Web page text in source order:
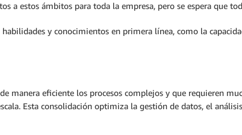
a estos ámbitos para toda la empresa, pero se espera que
y conocimientos en primera línea, como la
manera eficiente los procesos complejos y que requieren
Esta consolidación optimiza la gestión de datos, el